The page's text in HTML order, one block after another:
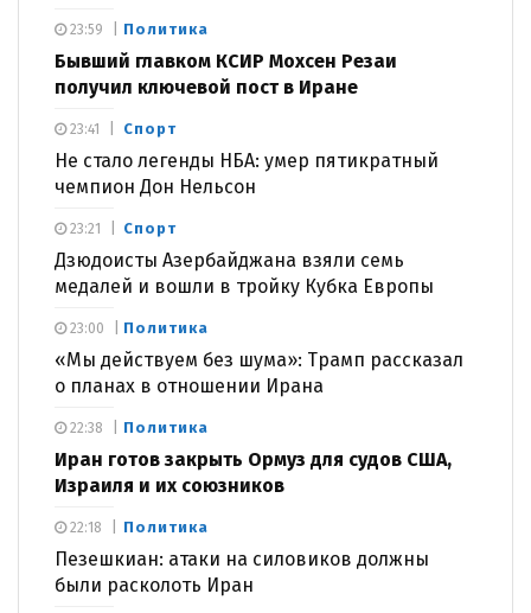
Политика
Бывший главком КСИР Мохсен Резаи
получил ключевой пост в Иране
23:59
Спорт
Не стало легенды НБА: умер пятикратный
чемпион Дон Нельсон
23:41
Спорт
Дзюдоисты Азербайджана взяли семь
медалей и вошли в тройку Кубка Европы
23:21
Политика
«Мы действуем без шума»: Трамп рассказал
о планах в отношении Ирана
23:00
Политика
Иран готов закрыть Ормуз для судов США,
Израиля и их союзников
22:38
Политика
Пезешкиан: атаки на силовиков должны
были расколоть Иран
22:18